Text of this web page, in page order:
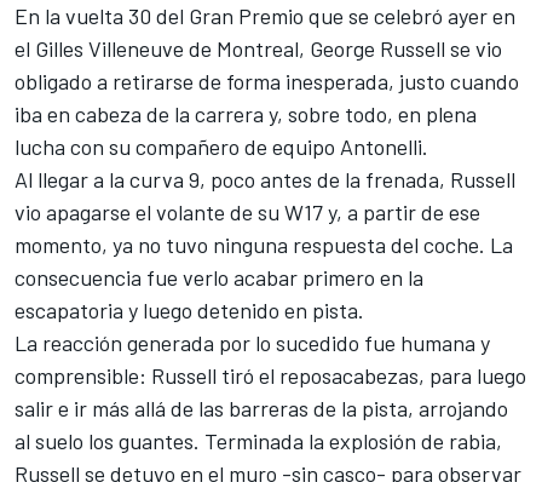
En la vuelta 30 del Gran Premio que se celebró ayer en
el Gilles Villeneuve de Montreal, George Russell se vio
obligado a retirarse de forma inesperada, justo cuando
iba en cabeza de la carrera y, sobre todo, en plena
lucha con su compañero de equipo Antonelli.
Al llegar a la curva 9, poco antes de la frenada, Russell
vio apagarse el volante de su W17 y, a partir de ese
momento, ya no tuvo ninguna respuesta del coche. La
consecuencia fue verlo acabar primero en la
escapatoria y luego detenido en pista.
La reacción generada por lo sucedido fue humana y
comprensible: Russell tiró el reposacabezas, para luego
salir e ir más allá de las barreras de la pista, arrojando
al suelo los guantes. Terminada la explosión de rabia,
Russell se detuvo en el muro -sin casco- para observar